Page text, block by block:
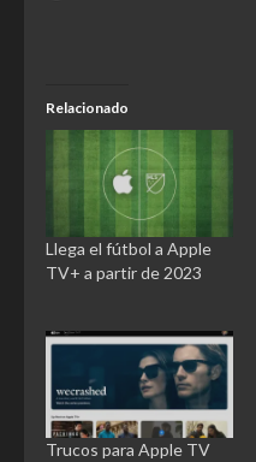
Relacionado
Llega el fútbol a Apple
TV+ a partir de 2023
Trucos para Apple TV